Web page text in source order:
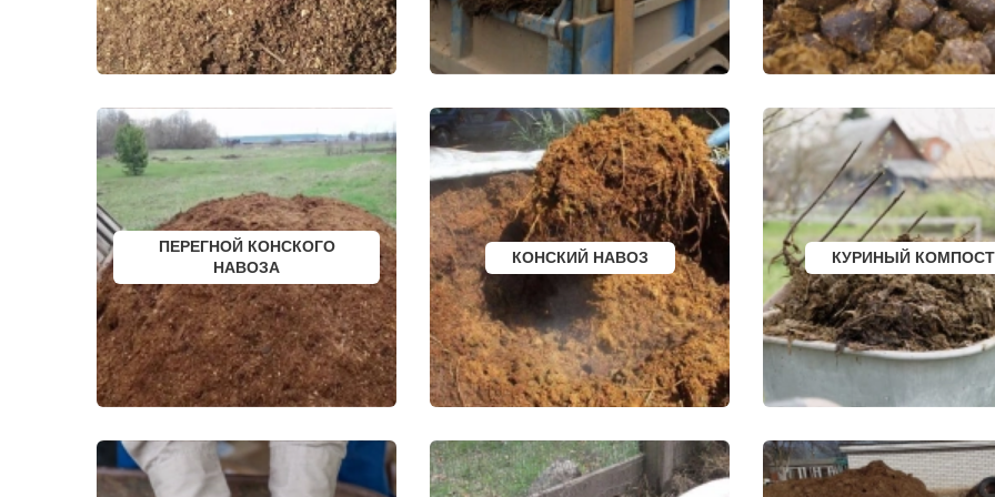
ДРУЖБА
ДУБКИ
ДУБНА
ДУБОВАЯ РОЩА
ЖЕЛЕЗНОДОРОЖНЫЙ
ЖИЛЕВО
ЖУКОВСКИЙ
ЗАГОРЯНСКИЙ
ЗАПРУДНЯ
ЗАРАЙСК
ЗАРЕЧЬЕ
ЗВЕНИГОРОД
ЗЕЛЕНОГРАД
ЗЕЛЕНОГРАДСКИЙ
ЗНАМЯ ОКТЯБРЯ
ИВАНТЕЕВКА
ИКША
ИСТРА
КАЛИНИНЕЦ
КАШИРА
КИЕВСКИЙ
КЛИМОВСК
КЛЯЗЬМА
КНУТОВО
КОЖИНО
СОФЬИНО
СТАРАЯ КУПАВНА
СТАРБЕЕВО
СТАРЫЙ ГОРОДОК
СТУПИНО
СХОДНЯ
СЫЧЕВО
ТАЛДОМ
ТЕКСТИЛЬЩИК
ТЕМПЫ
ТИШКОВО
ТОМИЛИНО
ТРОИЦК
ТРОИЦКОЕ
ТУГОЛЕССКИЙ БОР
ТУПИКОВО
ТУЧКОВО
УВАРОВКА
УДЕЛЬНАЯ
УЗУНОВО
УСПЕНСКОЕ
ФИРСАНОВКА
ФОСФОРИТНЫЙ
ФРЯЗИНО
ФРЯНОВО
ДНО
ТЕМРЮК
ЛУГА
БАТАЙСК
РЫБИНСК
СЛАВЯНСК НА КУБАНИ
ТУЙМАЗЫ
МУРОМ
СЫЗРАНЬ
ПУШКИН
ВСЕВОЛОЖСК
АРЗАМАС
АРМАВИР
СЛАНЦЫ
ПЛАСТ
САФОНОВО
БИЙСК
ВОЛГОДОНСК
ТИХОРЕЦК
КИНГИСЕПП
ТИМАШЕВСК
ГАТЧИНА
ГУЛЬКЕВИЧИ
ВЫКСА
БЕРЕЗОВСКИЙ
ГУСЬ
ИЗБЕРБАШ
НАЗРАНЬ
АБИНСК
ИСКИТИМ
СЫСЕРТЬ
КЫЗЫЛ
МИХАЙЛОВКА
АКСАЙ
ПЕРЕСЛАВЛЬ
ЖУКОВ
КУРЧАТОВ
УГЛИЧ
ШЕБЕКИНО
БЕЛОВО
СОКОЛ
ОЗЕРСК
ОКТЯБРЬСК
КИМРЫ
КОТЛАС
ШАДРИНСК
МИЧУРИНСК
ВЯЗНИКИ
ГОРОДЕЦ
ПЕРЕГНОЙ КОНСКОГО
НАВОЗА
КОНСКИЙ НАВОЗ КУРИНЫЙ КОМПОСТ